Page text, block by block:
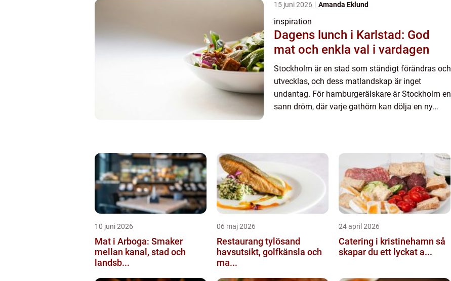
15 juni 2026 Amanda Eklund
inspiration
Dagens lunch i Karlstad: God
mat och enkla val i vardagen
Stockholm är en stad som ständigt förändras och
utvecklas, och dess matlandskap är inget
undantag. För hamburgerälskare är Stockholm en
sann dröm, där varje gathörn kan dölja en ny
10 juni 2026
Mat i Arboga: Smaker
mellan kanal, stad och
landsb...
06 maj 2026
Restaurang tylösand
havsutsikt, golfkänsla och
ma...
24 april 2026
Catering i kristinehamn så
skapar du ett lyckat a...